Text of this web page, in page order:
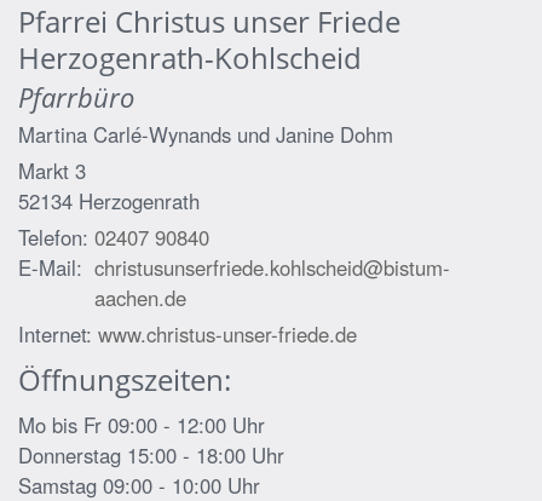
Pfarrei Christus unser Friede
Herzogenrath-Kohlscheid
Pfarrbüro
Martina Carlé-Wynands und Janine Dohm
Markt 3
52134 Herzogenrath
Telefon: 02407 90840
E-Mail: christusunserfriede.kohlscheid@bistum-
aachen.de
Internet: www.christus-unser-friede.de
Öffnungszeiten:
Mo bis Fr 09:00 - 12:00 Uhr
Donnerstag 15:00 - 18:00 Uhr
Samstag 09:00 - 10:00 Uhr